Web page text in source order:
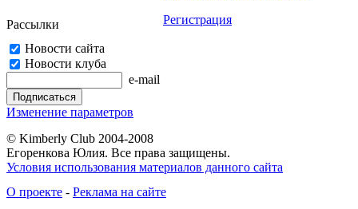
Рассылки
Новости сайта
Новости клуба
e-mail
Изменение параметров
Регистрация
© Kimberly Club 2004-2008
Егоренкова Юлия. Все права защищены.
Условия использования материалов данного сайта
О проекте - Реклама на сайте